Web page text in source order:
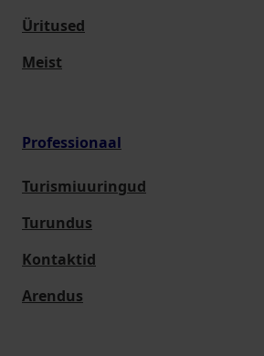
Üritused
Meist
Professionaal
Turismiuuringud
Turundus
Kontaktid
Arendus